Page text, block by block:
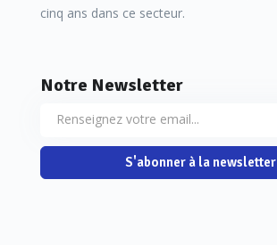
cinq ans dans ce secteur.
Notre Newsletter
S'abonner à la newsletter